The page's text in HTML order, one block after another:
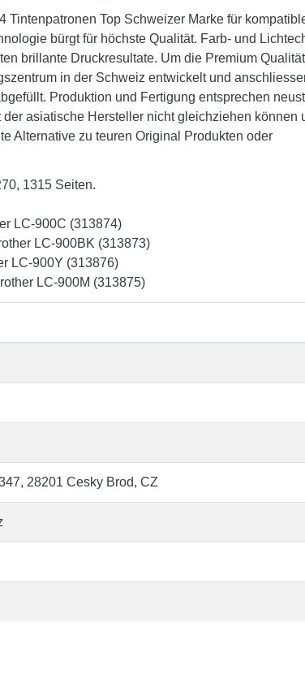
Tintenpatronen Top Schweizer Marke für
bürgt für höchste Qualität. Farb- und
brillante Druckresultate. Um die Premium Qualität
in der Schweiz entwickelt und
Produktion und Fertigung entsprechen
asiatische Hersteller nicht gleichziehen können
Alternative zu teuren Original Produkten oder
1315 Seiten.
LC-900C (313874)
LC-900BK (313873)
LC-900Y (313876)
LC-900M (313875)
28201 Cesky Brod, CZ